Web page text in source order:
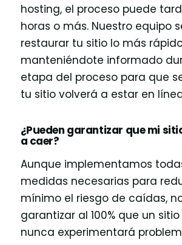
hosting, el proceso puede
horas o más. Nuestro equipo
restaurar tu sitio lo más
manteniéndote informado
etapa del proceso para que
tu sitio volverá a estar en
¿Pueden garantizar que mi
a caer?
Aunque implementamos
medidas necesarias para
mínimo el riesgo de caídas,
garantizar al 100% que un sitio
nunca experimentará